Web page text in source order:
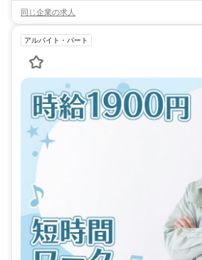
同じ企業の求人
アルバイト・パート